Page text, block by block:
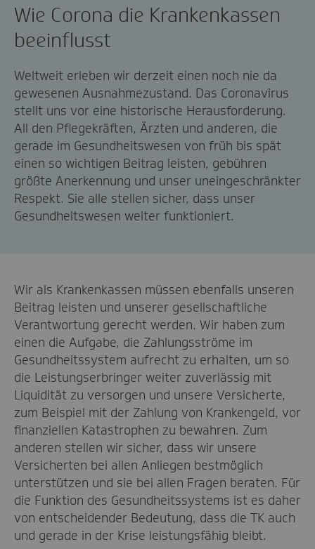
Wie Corona die Krankenkassen
beeinflusst
Weltweit erleben wir derzeit einen noch nie da
gewesenen Ausnahmezustand. Das Coronavirus
stellt uns vor eine historische Herausforderung.
All den Pflegekräften, Ärzten und anderen, die
gerade im Gesundheitswesen von früh bis spät
einen so wichtigen Beitrag leisten, gebühren
größte Anerkennung und unser uneingeschränkter
Respekt. Sie alle stellen sicher, dass unser
Gesundheitswesen weiter funktioniert.
Wir als Krankenkassen müssen ebenfalls unseren
Beitrag leisten und unserer gesellschaftliche
Verantwortung gerecht werden. Wir haben zum
einen die Aufgabe, die Zahlungsströme im
Gesundheitssystem aufrecht zu erhalten, um so
die Leistungserbringer weiter zuverlässig mit
Liquidität zu versorgen und unsere Versicherte,
zum Beispiel mit der Zahlung von Krankengeld, vor
finanziellen Katastrophen zu bewahren. Zum
anderen stellen wir sicher, dass wir unsere
Versicherten bei allen Anliegen bestmöglich
unterstützen und sie bei allen Fragen beraten. Für
die Funktion des Gesundheitssystems ist es daher
von entscheidender Bedeutung, dass die TK auch
und gerade in der Krise leistungsfähig bleibt.